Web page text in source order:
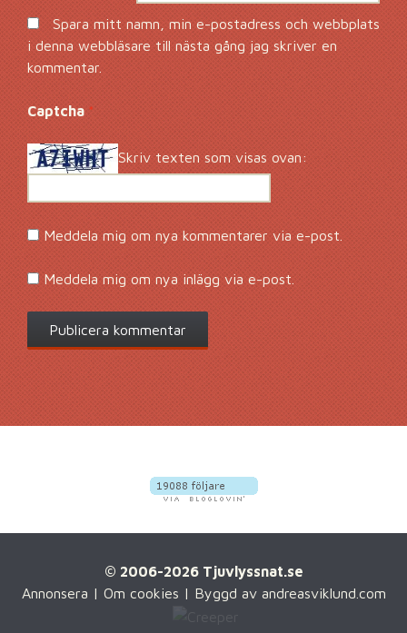
Spara mitt namn, min e-postadress och webbplats
i denna webbläsare till nästa gång jag skriver en
kommentar.
Captcha *
Skriv texten som visas ovan:
Meddela mig om nya kommentarer via e-post.
Meddela mig om nya inlägg via e-post.
© 2006-2026 Tjuvlyssnat.se
Annonsera | Om cookies | Byggd av andreasviklund.com